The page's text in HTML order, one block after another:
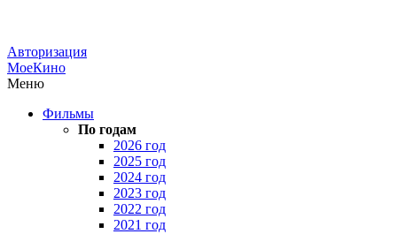
Авторизация
МоеКино
Меню
Фильмы
По годам
2026 год
2025 год
2024 год
2023 год
2022 год
2021 год